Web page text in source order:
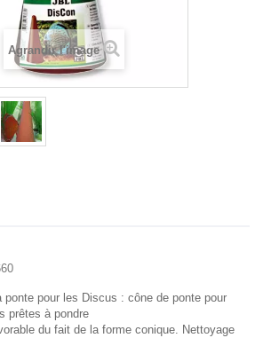
Agrandir l'image
ponte pour les Discus : cône de ponte pour
prêtes à pondre
du fait de la forme conique. Nettoyage